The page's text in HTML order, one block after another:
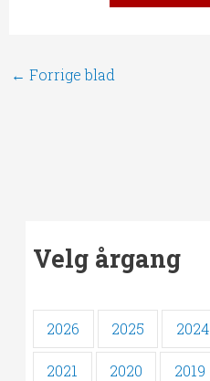
← Forrige blad
Velg årgang
2026 2025 2024
2021 2020 2019